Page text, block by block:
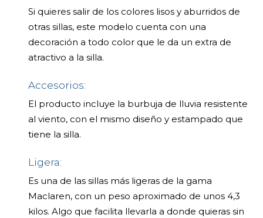
Si quieres salir de los colores lisos y aburridos de
otras sillas, este modelo cuenta con una
decoración a todo color que le da un extra de
atractivo a la silla.
Accesorios:
El producto incluye la burbuja de lluvia resistente
al viento, con el mismo diseño y estampado que
tiene la silla.
Ligera:
Es una de las sillas más ligeras de la gama
Maclaren, con un peso aproximado de unos 4,3
kilos. Algo que facilita llevarla a donde quieras sin